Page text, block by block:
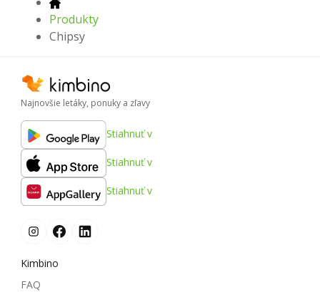
Produkty
Chipsy
Najnovšie letáky, ponuky a zľavy
Stiahnuť v
Stiahnuť v
Stiahnuť v
Kimbino
FAQ